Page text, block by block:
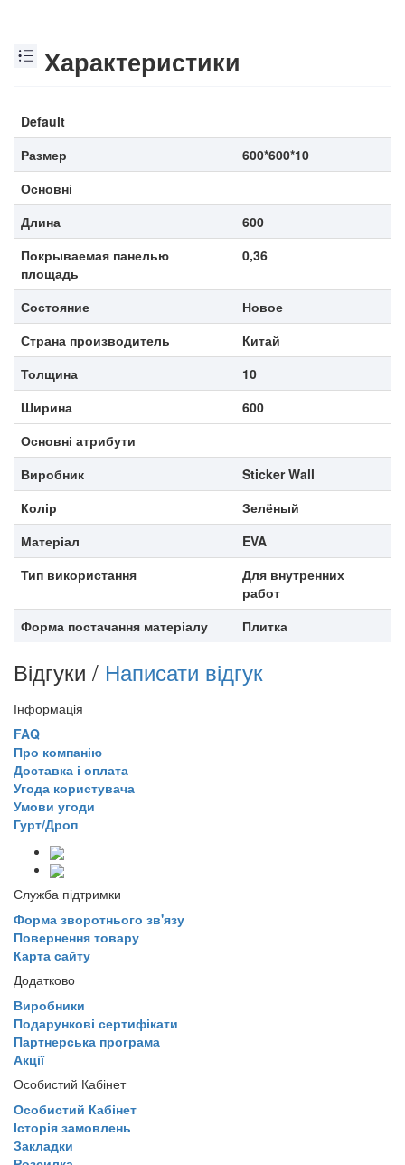
Характеристики
Default
Размер
600*600*10
Основні
Длина
600
Покрываемая панелью
площадь
0,36
Состояние
Новое
Страна производитель
Китай
Толщина
10
Ширина
600
Основні атрибути
Виробник
Sticker Wall
Колір
Зелёный
Матеріал
EVA
Тип використання
Для внутренних
работ
Форма постачання матеріалу
Плитка
Відгуки / Написати відгук
Інформація
FAQ
Про компанію
Доставка і оплата
Угода користувача
Умови угоди
Гурт/Дроп
Служба підтримки
Форма зворотнього зв'язу
Повернення товару
Карта сайту
Додатково
Виробники
Подарункові сертифікати
Партнерська програма
Акції
Особистий Кабінет
Особистий Кабінет
Історія замовлень
Закладки